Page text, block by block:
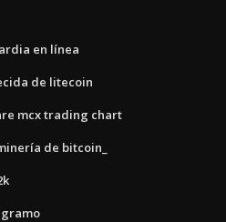
en línea
de litecoin
mcx trading chart
de bitcoin_